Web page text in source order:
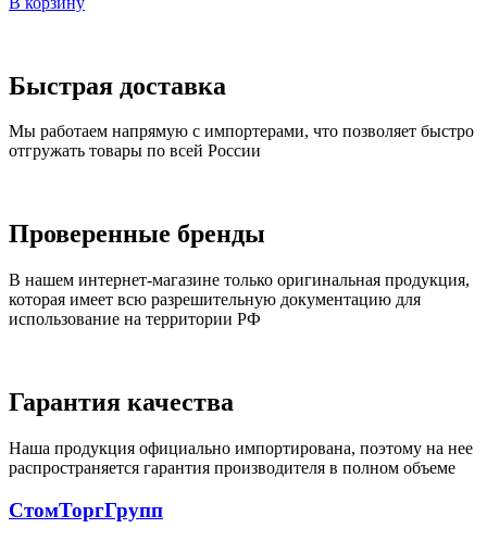
Быстрая доставка
Мы работаем напрямую с импортерами, что позволяет быстро
отгружать товары по всей России
Проверенные бренды
В нашем интернет-магазине только оригинальная продукция,
которая имеет всю разрешительную документацию для
использование на территории РФ
Гарантия качества
Наша продукция официально импортирована, поэтому на нее
распространяется гарантия производителя в полном объеме
СтомТоргГрупп